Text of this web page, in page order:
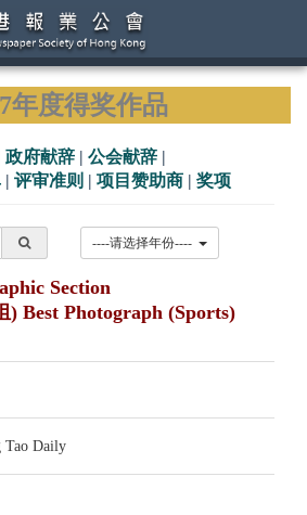
年度得奖作品
政府献辞 | 公会献辞 |
| 评审准则 | 项目赞助商 | 奖项
Section
) Best Photograph (Sports)
Daily